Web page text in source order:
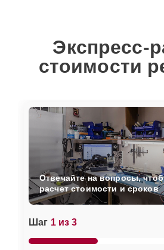
Экспресс-
стоимости
Шаг 1 из 3
Отвечайте на вопросы,
расчет стоимости и сроков